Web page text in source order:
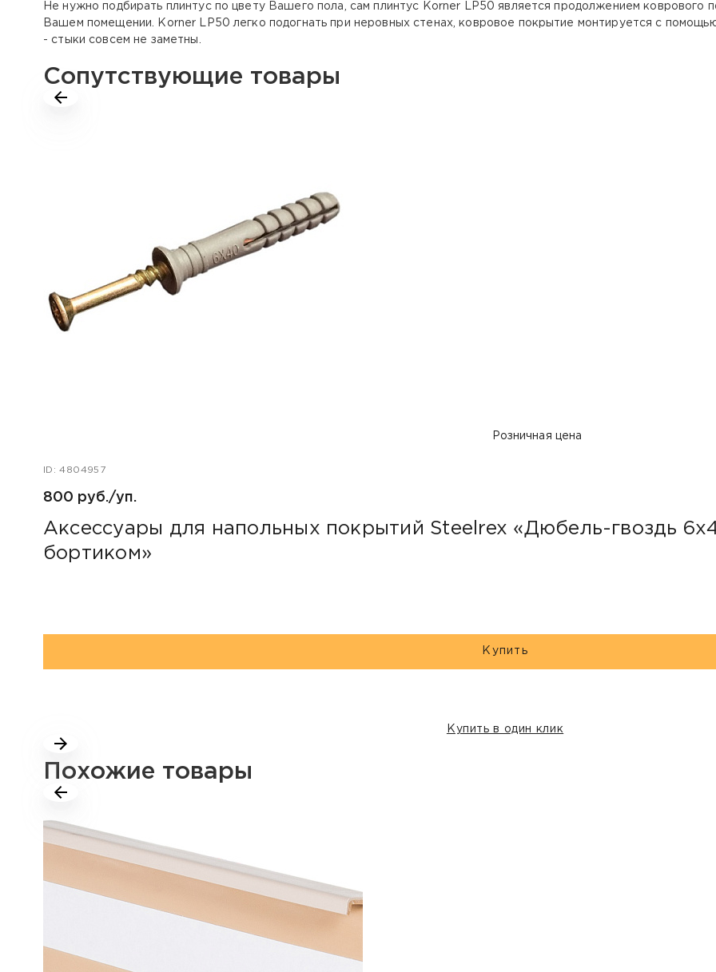
Не нужно подбирать плинтус по цвету Вашего пола, сам плинтус Korner LP50 является продолжением коврового
Вашем помещении. Korner LP50 легко подогнать при неровных стенах, ковровое покрытие монтируется с
- стыки совсем не заметны.
Сопутствующие товары
Розничная цена
ID: 4804957
800 руб./уп.
Аксессуары для напольных покрытий Steelrex «Дюбель-гвоздь
бортиком»
Купить
Купить в один клик
Похожие товары